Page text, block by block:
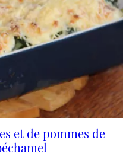
et de pommes de